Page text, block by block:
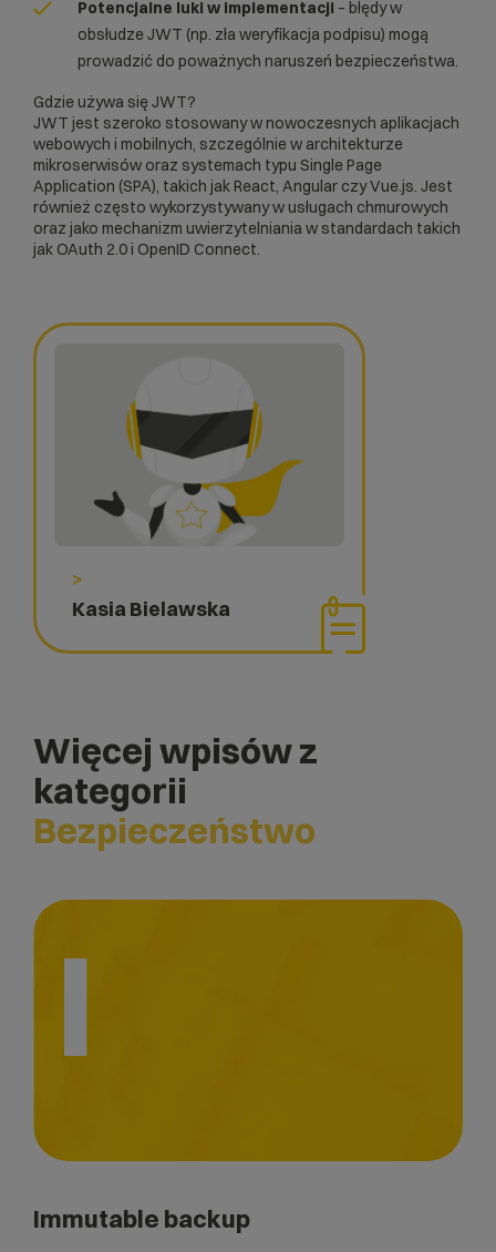
>
Kasia Bielawska
Potencjalne luki w implementacji – błędy w
obsłudze JWT (np. zła weryfikacja podpisu) mogą
prowadzić do poważnych naruszeń bezpieczeństwa.
Gdzie używa się JWT?
JWT jest szeroko stosowany w nowoczesnych aplikacjach
webowych i mobilnych, szczególnie w architekturze
mikroserwisów oraz systemach typu Single Page
Application (SPA), takich jak React, Angular czy Vue.js. Jest
również często wykorzystywany w usługach chmurowych
oraz jako mechanizm uwierzytelniania w standardach takich
jak OAuth 2.0 i OpenID Connect.
Więcej wpisów z
kategorii
Bezpieczeństwo
I
Immutable backup